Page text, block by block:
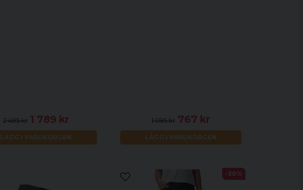
2 495 kr 1 789 kr
LÄGG I VARUKORGEN
1 095 kr 767 kr
LÄGG I VARUKORGEN
-30%